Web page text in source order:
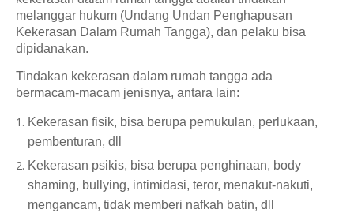
melanggar hukum (Undang Undan Penghapusan
Kekerasan Dalam Rumah Tangga), dan pelaku bisa
dipidanakan.
Tindakan kekerasan dalam rumah tangga ada
bermacam-macam jenisnya, antara lain:
Kekerasan fisik, bisa berupa pemukulan, perlukaan,
pembenturan, dll
Kekerasan psikis, bisa berupa penghinaan, body
shaming, bullying, intimidasi, teror, menakut-nakuti,
mengancam, tidak memberi nafkah batin, dll